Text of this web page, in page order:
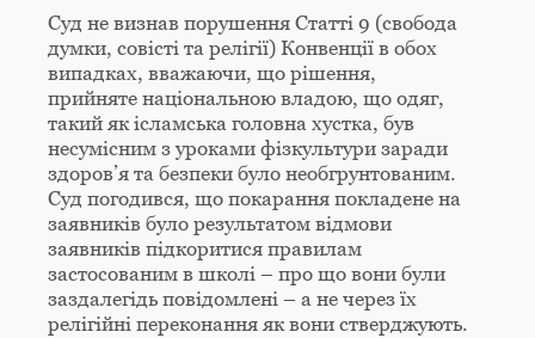
Суд не визнав порушення Статті 9 (свобода
думки, совісті та релігії) Конвенції в обох
випадках, вважаючи, що рішення,
прийняте національною владою, що одяг,
такий як ісламська головна хустка, був
несумісним з уроками фізкультури заради
здоров’я та безпеки було необгрунтованим.
Суд погодився, що покарання покладене на
заявників було результатом відмови
заявників підкоритися правилам
застосованим в школі – про що вони були
заздалегідь повідомлені – а не через їх
релігійні переконання як вони стверджують.